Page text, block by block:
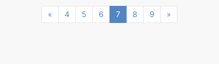
« Previous
4 5 6 7 8 9 »